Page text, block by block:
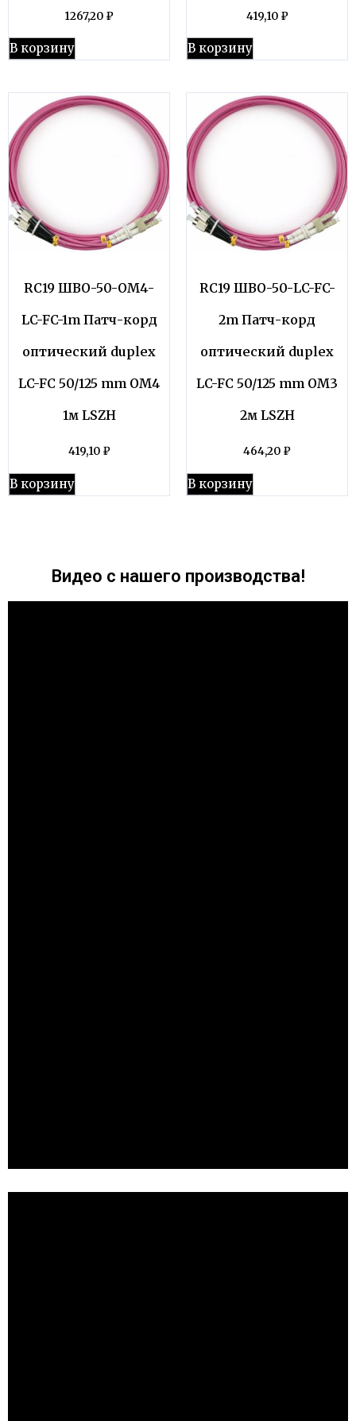
1267,20 ₽
В корзину
419,10 ₽
В корзину
RC19 ШВО-50-OM4-
LC-FC-1m Патч-корд
оптический duplex
LC-FC 50/125 mm OM4
1м LSZH
419,10 ₽
В корзину
RC19 ШВО-50-LC-FC-
2m Патч-корд
оптический duplex
LC-FC 50/125 mm OM3
2м LSZH
464,20 ₽
В корзину
Видео с нашего производства!